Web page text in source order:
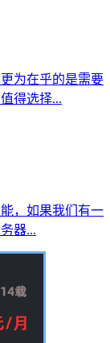
为在乎的是需要
得选择...
，如果我们有一
器...